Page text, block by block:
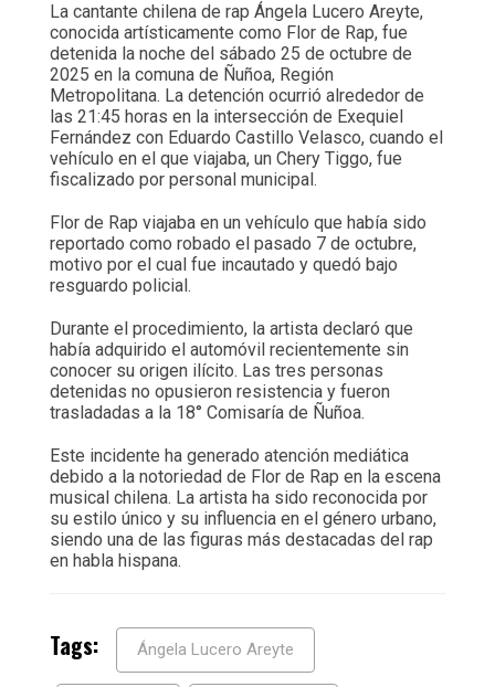
La cantante chilena de rap Ángela Lucero Areyte,
conocida artísticamente como Flor de Rap, fue
detenida la noche del sábado 25 de octubre de
2025 en la comuna de Ñuñoa, Región
Metropolitana. La detención ocurrió alrededor de
las 21:45 horas en la intersección de Exequiel
Fernández con Eduardo Castillo Velasco, cuando el
vehículo en el que viajaba, un Chery Tiggo, fue
fiscalizado por personal municipal.
Flor de Rap viajaba en un vehículo que había sido
reportado como robado el pasado 7 de octubre,
motivo por el cual fue incautado y quedó bajo
resguardo policial.
Durante el procedimiento, la artista declaró que
había adquirido el automóvil recientemente sin
conocer su origen ilícito. Las tres personas
detenidas no opusieron resistencia y fueron
trasladadas a la 18° Comisaría de Ñuñoa.
Este incidente ha generado atención mediática
debido a la notoriedad de Flor de Rap en la escena
musical chilena. La artista ha sido reconocida por
su estilo único y su influencia en el género urbano,
siendo una de las figuras más destacadas del rap
en habla hispana.
Tags: Ángela Lucero Areyte